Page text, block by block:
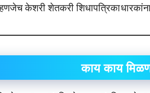
केशरी शेतकरी
काय काय